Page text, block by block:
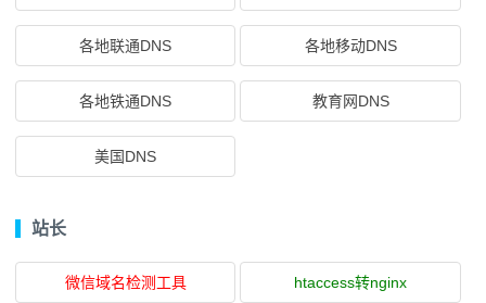
各地联通DNS 各地移动DNS
各地铁通DNS 教育网DNS
美国DNS
站长
微信域名检测工具 htaccess转nginx